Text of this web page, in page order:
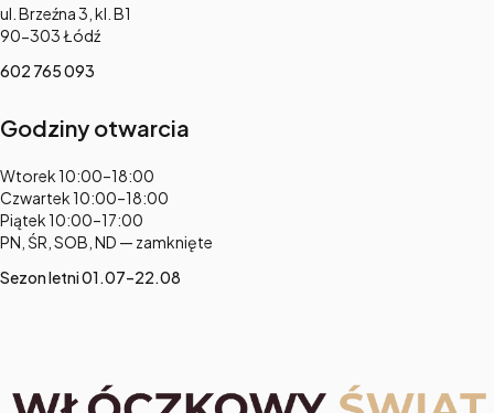
Adres:
ul. Brzeźna 3, kl. B1
90-303 Łódź
602 765 093
Godziny otwarcia
Adres:
Wtorek 10:00–18:00
Czwartek 10:00–18:00
Piątek 10:00–17:00
PN, ŚR, SOB, ND — zamknięte
Sezon letni 01.07–22.08